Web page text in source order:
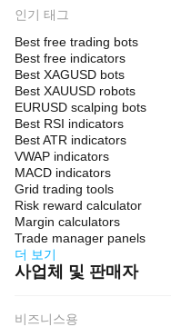
인기 태그
Best free trading bots
Best free indicators
Best XAGUSD bots
Best XAUUSD robots
EURUSD scalping bots
Best RSI indicators
Best ATR indicators
VWAP indicators
MACD indicators
Grid trading tools
Risk reward calculator
Margin calculators
Trade manager panels
더 보기
사업체 및 판매자
비즈니스용